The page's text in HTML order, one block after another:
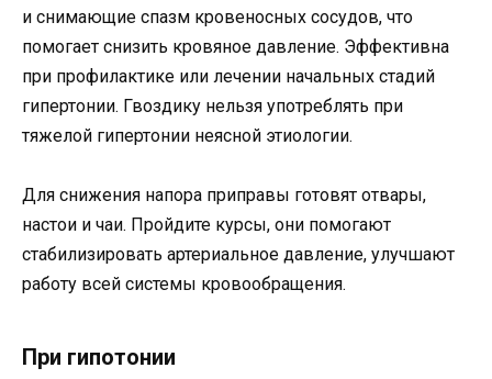
и снимающие спазм кровеносных сосудов, что
помогает снизить кровяное давление. Эффективна
при профилактике или лечении начальных стадий
гипертонии. Гвоздику нельзя употреблять при
тяжелой гипертонии неясной этиологии.
Для снижения напора приправы готовят отвары,
настои и чаи. Пройдите курсы, они помогают
стабилизировать артериальное давление, улучшают
работу всей системы кровообращения.
При гипотонии